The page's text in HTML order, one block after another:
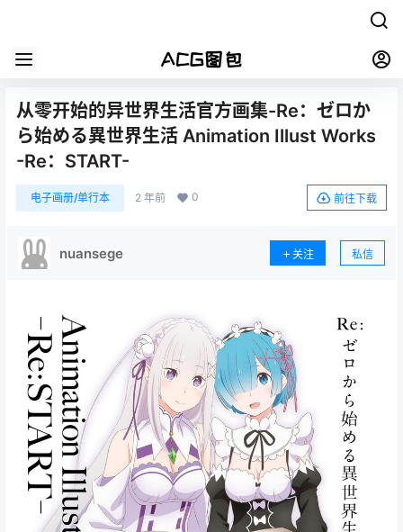
从零开始的异世界生活官方画集-Re：ゼロか
ら始める異世界生活 Animation Illust Works
-Re：START-
电子画册/单行本 2 年前 0 前往下载
nuansege 关注 私信